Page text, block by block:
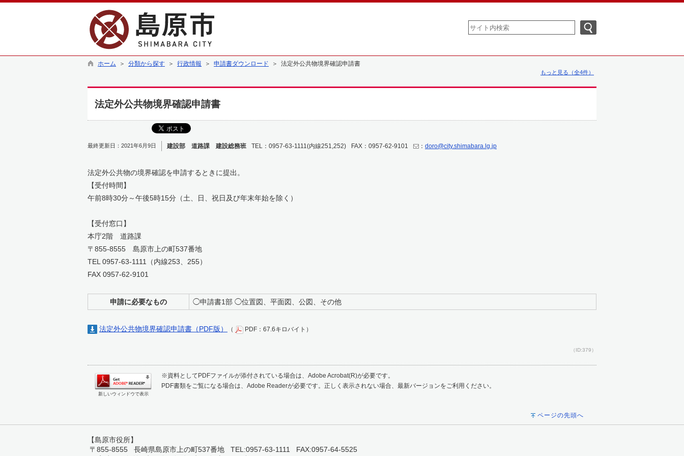
ホーム ＞ 分類から探す ＞ 行政情報 ＞ 申請書ダウンロード ＞ 法定外公共物境界確認申請書
もっと見る（全4件）
法定外公共物境界確認申請書
最終更新日：2021年6月9日 建設部 道路課 建設総務班 TEL：0957-63-1111(内線251,252) FAX：0957-62-9101 ： doro@city.shimabara.lg.jp
法定外公共物の境界確認を申請するときに提出。
【受付時間】
午前8時30分～午後5時15分（土、日、祝日及び年末年始を除く）
【受付窓口】
本庁2階 道路課
〒855-8555 島原市上の町537番地
TEL 0957-63-1111（内線253、255）
FAX 0957-62-9101
申請に必要なもの ◯申請書1部 ◯位置図、平面図、公図、その他
法定外公共物境界確認申請書（PDF版） （ PDF：67.6キロバイト）
（ID:379）
新しいウィンドウで表示
※資料としてPDFファイルが添付されている場合は、Adobe Acrobat(R)が必要です。
PDF書類をご覧になる場合は、Adobe Readerが必要です。正しく表示されない場合、最新バージョンをご利用ください。
ページの先頭へ
【島原市役所】
〒855-8555 長崎県島原市上の町537番地 TEL:0957-63-1111 FAX:0957-64-5525